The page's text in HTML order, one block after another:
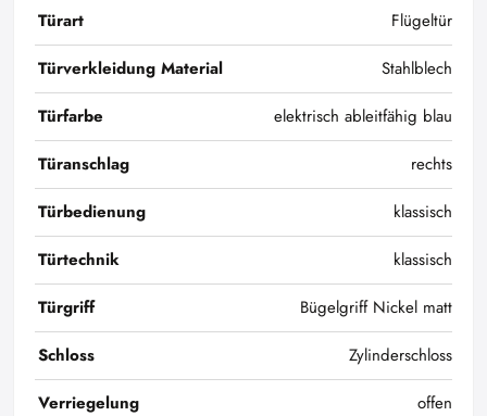
Türart
Flügeltür
Türverkleidung Material
Stahlblech
Türfarbe
elektrisch ableitfähig blau
Türanschlag
rechts
Türbedienung
klassisch
Türtechnik
klassisch
Türgriff
Bügelgriff Nickel matt
Schloss
Zylinderschloss
Verriegelung
offen